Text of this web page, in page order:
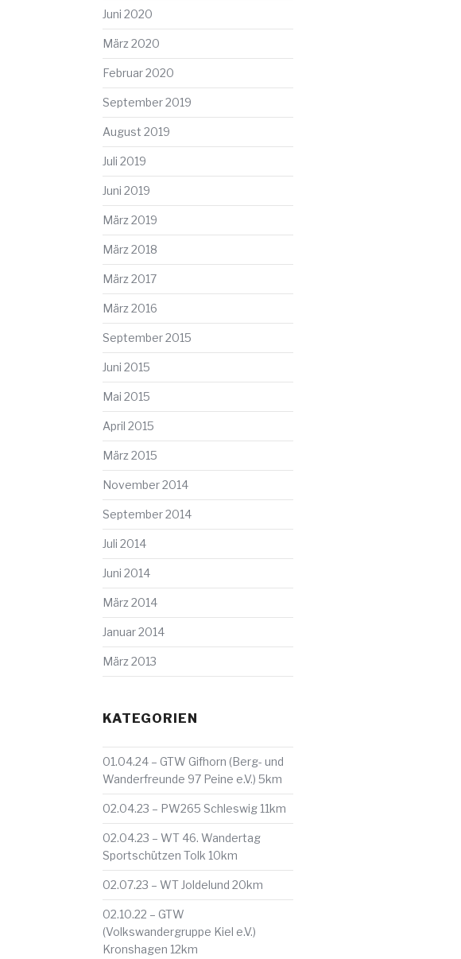
Juni 2020
März 2020
Februar 2020
September 2019
August 2019
Juli 2019
Juni 2019
März 2019
März 2018
März 2017
März 2016
September 2015
Juni 2015
Mai 2015
April 2015
März 2015
November 2014
September 2014
Juli 2014
Juni 2014
März 2014
Januar 2014
März 2013
KATEGORIEN
01.04.24 – GTW Gifhorn (Berg- und
Wanderfreunde 97 Peine e.V.) 5km
02.04.23 – PW265 Schleswig 11km
02.04.23 – WT 46. Wandertag
Sportschützen Tolk 10km
02.07.23 – WT Joldelund 20km
02.10.22 – GTW
(Volkswandergruppe Kiel e.V.)
Kronshagen 12km